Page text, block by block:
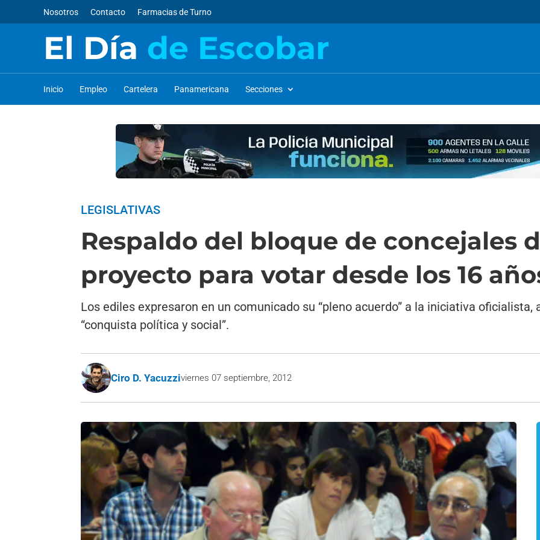
Nosotros Contacto Farmacias de Turno
El Día de Escobar
Inicio Empleo Cartelera Panamericana Secciones
LEGISLATIVAS
Respaldo del bloque de concejales
proyecto para votar desde los 16
Los ediles expresaron en un comunicado su “pleno acuerdo” a la iniciativa oficialista,
“conquista política y social”.
Ciro D. Yacuzziviernes 07 septiembre, 2012